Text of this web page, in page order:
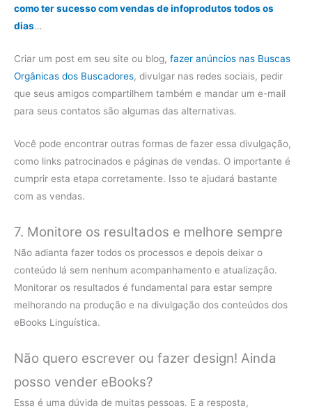
como ter sucesso com vendas de infoprodutos todos os
dias…
Criar um post em seu site ou blog, fazer anúncios nas Buscas
Orgânicas dos Buscadores, divulgar nas redes sociais, pedir
que seus amigos compartilhem também e mandar um e-mail
para seus contatos são algumas das alternativas.
Você pode encontrar outras formas de fazer essa divulgação,
como links patrocinados e páginas de vendas. O importante é
cumprir esta etapa corretamente. Isso te ajudará bastante
com as vendas.
7. Monitore os resultados e melhore sempre
Não adianta fazer todos os processos e depois deixar o
conteúdo lá sem nenhum acompanhamento e atualização.
Monitorar os resultados é fundamental para estar sempre
melhorando na produção e na divulgação dos conteúdos dos
eBooks Linguística.
Não quero escrever ou fazer design! Ainda
posso vender eBooks?
Essa é uma dúvida de muitas pessoas. E a resposta,